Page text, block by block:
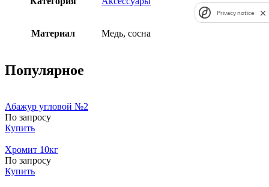
Материал Медь, сосна
Популярное
Абажур угловой №2
По запросу
Купить
Хромит 10кг
По запросу
Купить
Privacy notice